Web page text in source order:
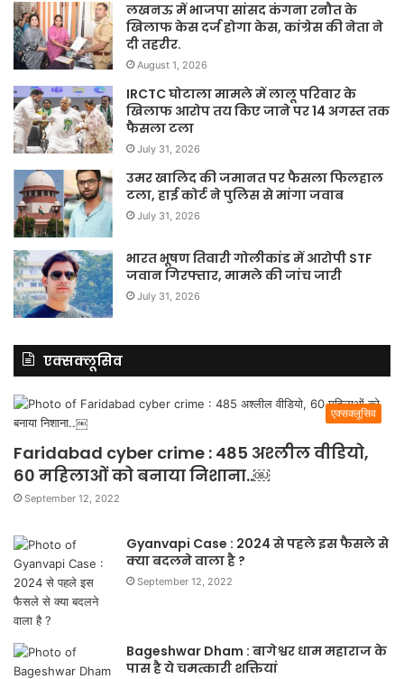
लखनऊ में भाजपा सांसद कंगना रनौत के
खिलाफ केस दर्ज होगा केस, कांग्रेस की नेता ने
दी तहरीर.
August 1, 2026
IRCTC घोटाला मामले में लालू परिवार के
खिलाफ आरोप तय किए जाने पर 14 अगस्त तक
फैसला टला
July 31, 2026
उमर खालिद की जमानत पर फैसला फिलहाल
टला, हाई कोर्ट ने पुलिस से मांगा जवाब
July 31, 2026
भारत भूषण तिवारी गोलीकांड में आरोपी STF
जवान गिरफ्तार, मामले की जांच जारी
July 31, 2026
एक्सक्लूसिव
एक्सक्लूसिव
Faridabad cyber crime : 485 अश्लील वीडियो,
60 महिलाओं को बनाया निशाना..￼
September 12, 2022
Gyanvapi Case : 2024 से पहले इस फैसले से
क्या बदलने वाला है ?
September 12, 2022
Bageshwar Dham : बागेश्वर धाम महाराज के
पास है ये चमत्कारी शक्तियां